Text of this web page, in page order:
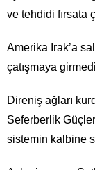
ve tehdidi fırsata
Amerika Irak’a
çatışmaya
Direniş ağları
Seferberlik
sistemin kalbine